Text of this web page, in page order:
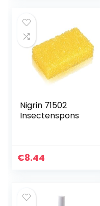
Nigrin 71502
Insectenspons
€8.44